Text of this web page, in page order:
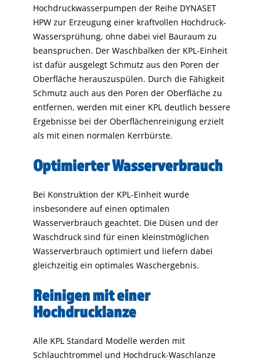
Hochdruckwasserpumpen der Reihe DYNASET
HPW zur Erzeugung einer kraftvollen Hochdruck-
Wassersprühung, ohne dabei viel Bauraum zu
beanspruchen. Der Waschbalken der KPL-Einheit
ist dafür ausgelegt Schmutz aus den Poren der
Oberfläche herauszuspülen. Durch die Fähigkeit
Schmutz auch aus den Poren der Oberfläche zu
entfernen, werden mit einer KPL deutlich bessere
Ergebnisse bei der Oberflächenreinigung erzielt
als mit einen normalen Kerrbürste.
Optimierter Wasserverbrauch
Bei Konstruktion der KPL-Einheit wurde
insbesondere auf einen optimalen
Wasserverbrauch geachtet. Die Düsen und der
Waschdruck sind für einen kleinstmöglichen
Wasserverbrauch optimiert und liefern dabei
gleichzeitig ein optimales Waschergebnis.
Reinigen mit einer
Hochdrucklanze
Alle KPL Standard Modelle werden mit
Schlauchtrommel und Hochdruck-Waschlanze